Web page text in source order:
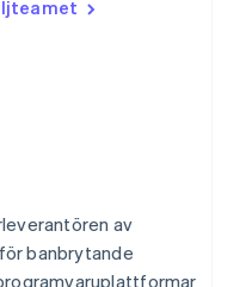
av
banbrytande